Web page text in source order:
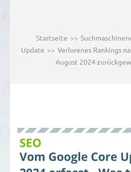
Startseite >>
Update >> Verlorenes Rankings
August 2024